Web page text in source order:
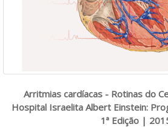
Arritmias cardíacas - Rotinas do
Hospital Israelita Albert Einstein:
1ª Edição |